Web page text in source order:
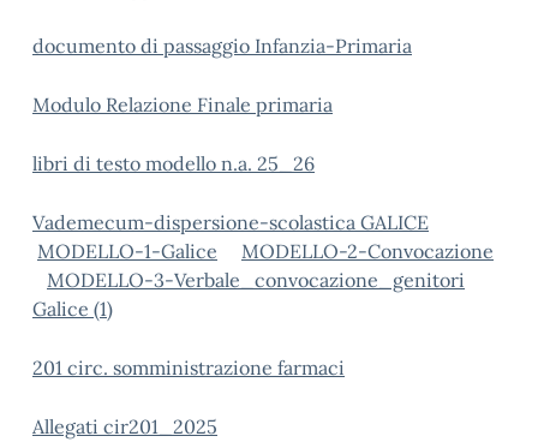
documento di passaggio Infanzia-Primaria
Modulo Relazione Finale primaria
libri di testo modello n.a. 25_26
Vademecum-dispersione-scolastica GALICE
MODELLO-1-Galice
MODELLO-2-Convocazione
MODELLO-3-Verbale_convocazione_genitori
Galice (1)
201 circ. somministrazione farmaci
Allegati cir201_2025